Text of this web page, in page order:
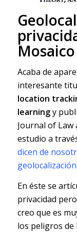
Mosaico
Acaba de
interesante
location
learningy
Journal of Law
estudio a
dicen de
En éste se
privacidad
creo que es
los peligros de